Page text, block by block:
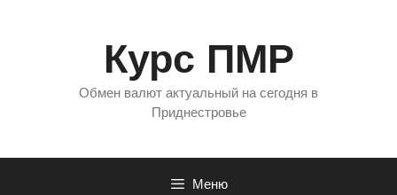
Курс ПМР
Обмен валют актуальный на сегодня в
Приднестровье
Меню